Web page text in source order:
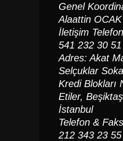
Genel
Alaattin OCAK
İletişim
541 232 30 51
Adres: Akat
Selçuklar
Kredi Blokları
Etiler,
İstanbul
Telefon &
212 343 23 55